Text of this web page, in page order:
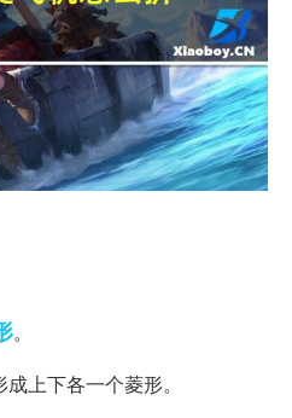
。
上下各一个菱形。